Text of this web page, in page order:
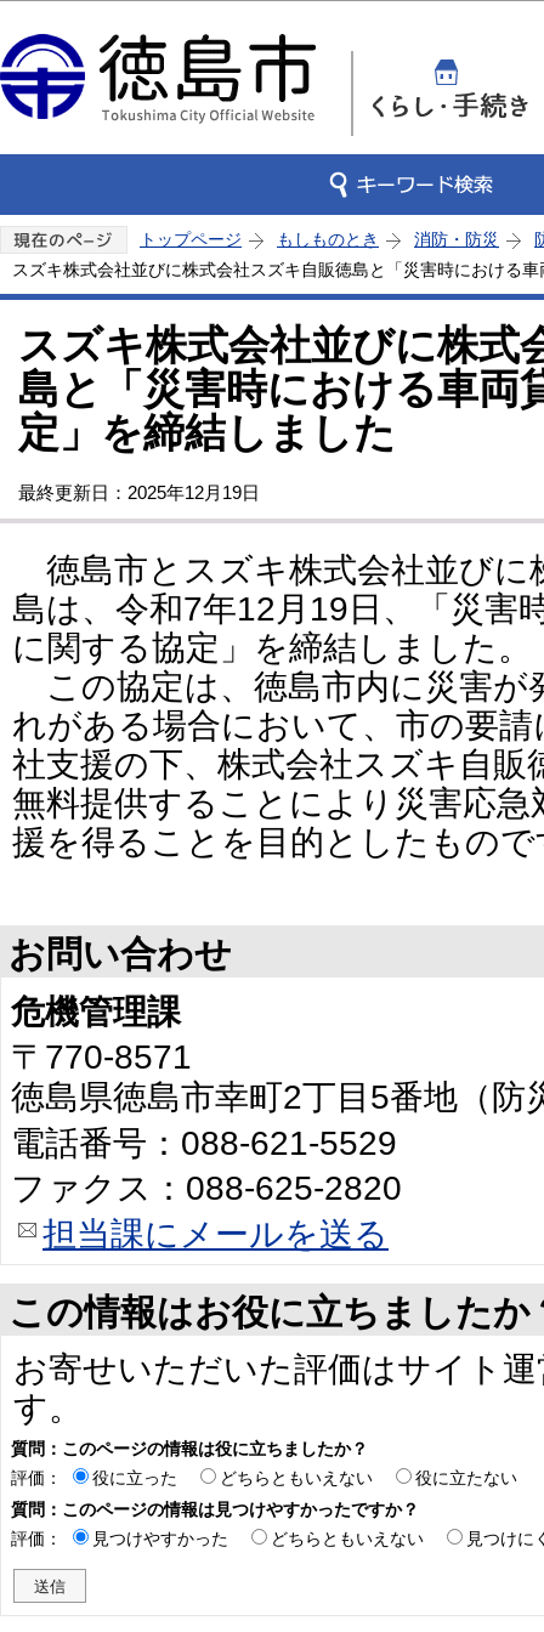
トップページ もしものとき 消防・防災
スズキ株式会社並びに株式会社スズキ自販徳島と「災害時における
スズキ株式会社並びに株式
島と「災害時における車両
定」を締結しました
最終更新日：2025年12月19日
徳島市とスズキ株式会社並びに
島は、令和7年12月19日、「災害
に関する協定」を締結しました。
この協定は、徳島市内に災害が
れがある場合において、市の要
社支援の下、株式会社スズキ自販
無料提供することにより災害応急
援を得ることを目的としたもので
お問い合わせ
危機管理課
〒770-8571
徳島県徳島市幸町2丁目5番地（防
電話番号：088-621-5529
ファクス：088-625-2820
担当課にメールを送る
この情報はお役に立ちましたか
お寄せいただいた評価はサイト
す。
質問：このページの情報は役に立ちましたか？
評価：
役に立った どちらともいえない
役に立たない
質問：このページの情報は見つけやすかったですか？
評価：
見つけやすかった どちらともいえない 見つけに